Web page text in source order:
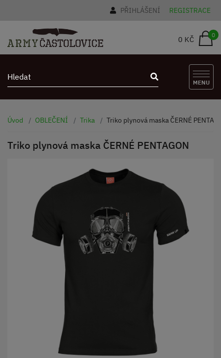
PŘIHLÁŠENÍ REGISTRACE
0 KČ 0
MENU
Úvod OBLEČENÍ Trika Triko plynová maska ČERNÉ
Triko plynová maska ČERNÉ PENTAGON